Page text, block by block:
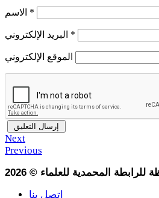
*
*
الموقع الإلكتروني
Next
Previous
2026 © المحمدية للعلماء
إتصل بنا